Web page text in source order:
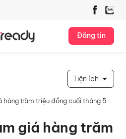
Đăng tin
Tiện ích
hàng trăm triệu đồng cuối tháng 5
giá hàng trăm